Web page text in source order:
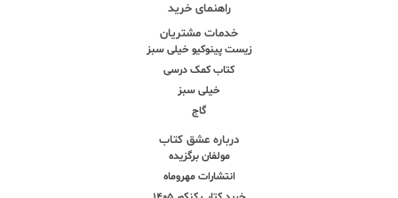
راهنمای خرید
خدمات مشتریان
زیست پینوکیو خیلی سبز
کتاب کمک درسی
خیلی سبز
گاج
درباره عشق کتاب
مولفان برگزیده
انتشارات مهروماه